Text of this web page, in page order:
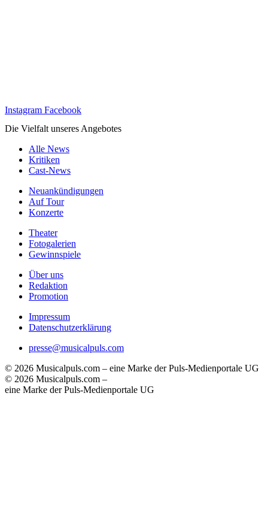
Instagram Facebook
Die Vielfalt unseres Angebotes
Alle News
Kritiken
Cast-News
Neuankündigungen
Auf Tour
Konzerte
Theater
Fotogalerien
Gewinnspiele
Über uns
Redaktion
Promotion
Impressum
Datenschutzerklärung
presse@musicalpuls.com
© 2026 Musicalpuls.com – eine Marke der Puls-Medienportale UG
© 2026 Musicalpuls.com –
eine Marke der Puls-Medienportale UG